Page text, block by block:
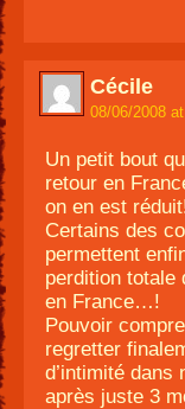
Cécile
08/06/2008
Un petit bout
retour en
on en est
Certains des
permettent
perdition
en France…!
Pouvoir
regretter
d’intimité
après juste 3